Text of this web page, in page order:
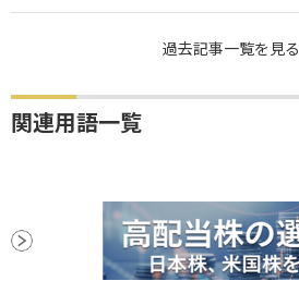
過去記事一覧を見る
関連用語一覧